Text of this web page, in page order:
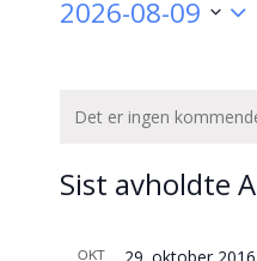
2026-08-09
Det er ingen
Sist avholdte
OKT